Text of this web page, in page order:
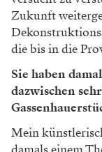
Zukunft
die bis in die
Sie haben
dazwischen
Mein